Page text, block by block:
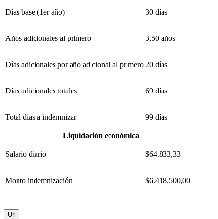
Días base (1er año) 30 días
Años adicionales al primero 3,50 años
Días adicionales por año adicional al primero 20 días
Días adicionales totales 69 días
Total días a indemnizar 99 días
Liquidación económica
Salario diario $64.833,33
Monto indemnización $6.418.500,00
Url